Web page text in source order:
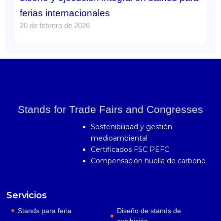
ferias internacionales
20 de febrero de 2026
Stands for Trade Fairs and Congresses
Sostenibilidad y gestión
medioambiental
Certificados FSC PEFC
Compensación huella de carbono
Servicios
Stands para feria
Diseño de stands de